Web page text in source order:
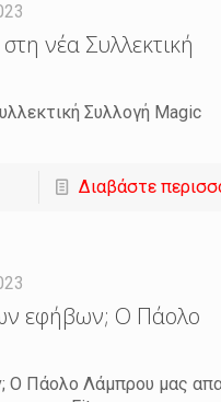
νέα Συλλεκτική
Συλλογή Magic
Διαβάστε
εφήβων; Ο Πάολο
Ο Πάολο Λάμπρου μας